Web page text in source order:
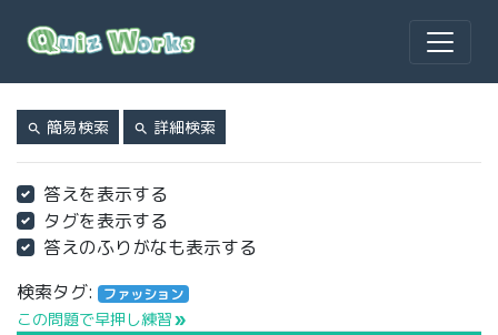
search 簡易検索 search 詳細検索
答えを表示する
タグを表示する
答えのふりがなも表示する
検索タグ:
ファッション
この問題で早押し練習 double_arrow